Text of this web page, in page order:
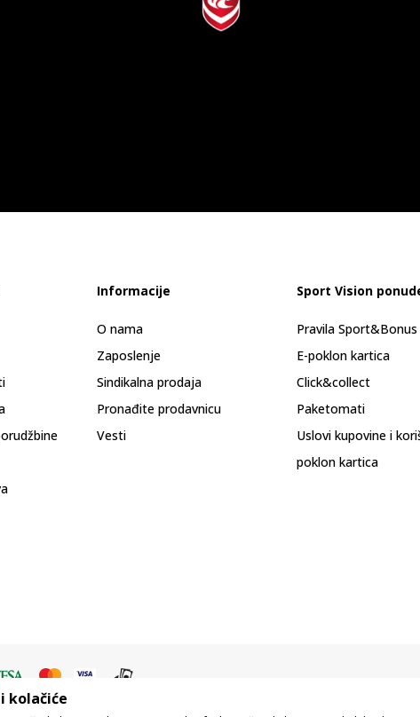
Informacije
O nama
Zaposlenje
Sindikalna prodaja
Pronađite prodavnicu
Vesti
Sport Vision
Pravila
E-poklon kartica
Click&collect
Paketomati
Uslovi kupovine i
poklon kartica
kolačiće